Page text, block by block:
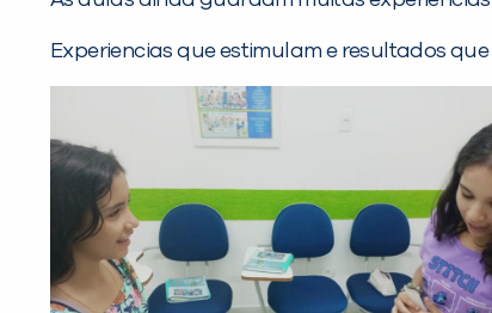
Experiencias que estimulam e resultados